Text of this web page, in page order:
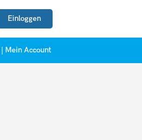
Einloggen
Mein Account